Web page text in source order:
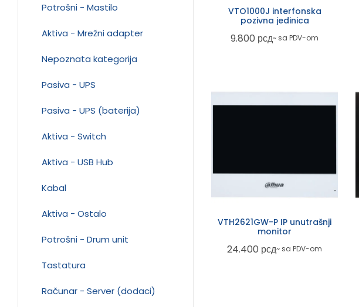
VTO1000J interfonska
pozivna jedinica
9.800 рсд~ sa PDV-om
VTH2621GW-P IP unutrašnji
monitor
24.400 рсд~ sa PDV-om
Potrošni - Mastilo
Aktiva - Mrežni adapter
Nepoznata kategorija
Pasiva - UPS
Pasiva - UPS (baterija)
Aktiva - Switch
Aktiva - USB Hub
Kabal
Aktiva - Ostalo
Potrošni - Drum unit
Tastatura
Računar - Server (dodaci)